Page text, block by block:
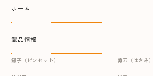
ホーム
製品情報
鑷子（ピンセット） 剪刀（はさみ